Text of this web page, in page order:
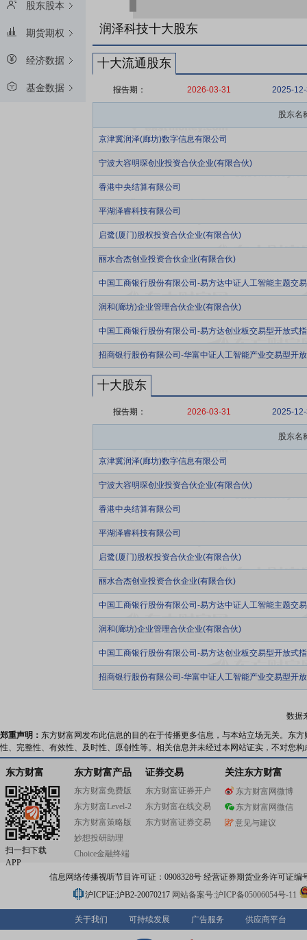
股东股本
期货期权
经济数据
基金数据
润泽科技十大股东
十大流通股东
报告期： 2026-03-31 2025-
股东名
京津冀润泽(廊坊)数字信息有限公司
宁波大容明琛创业投资合伙企业(有限合伙)
香港中央结算有限公司
平湖泽睿科技有限公司
启鹭(厦门)股权投资合伙企业(有限合伙)
丽水合杰创业投资合伙企业(有限合伙)
中国工商银行股份有限公司-易方达中证人工智能主题交
润和(廊坊)企业管理合伙企业(有限合伙)
中国工商银行股份有限公司-易方达创业板交易型开放式
招商银行股份有限公司-华富中证人工智能产业交易型开
十大股东
报告期： 2026-03-31 2025-
股东名
京津冀润泽(廊坊)数字信息有限公司
宁波大容明琛创业投资合伙企业(有限合伙)
香港中央结算有限公司
平湖泽睿科技有限公司
启鹭(厦门)股权投资合伙企业(有限合伙)
丽水合杰创业投资合伙企业(有限合伙)
中国工商银行股份有限公司-易方达中证人工智能主题交
润和(廊坊)企业管理合伙企业(有限合伙)
中国工商银行股份有限公司-易方达创业板交易型开放式
招商银行股份有限公司-华富中证人工智能产业交易型开
数据
郑重声明： 东方财富网发布此信息的目的在于传播更多信息，与本站立场无关。东
性、完整性、有效性、及时性、原创性等。相关信息并未经过本网站证实，不对您
东方财富
扫一扫下载
APP
东方财富产品
东方财富免费版
东方财富Level-2
东方财富策略版
妙想投研助理
Choice金融终端
证券交易
东方财富证券开户
东方财富在线交易
东方财富证券交易
关注东方财富
东方财富网微博
东方财富网微信
意见与建议
信息网络传播视听节目许可证：0908328号 经营证券期货业务许可证编
沪ICP证:沪B2-20070217 网站备案号:沪ICP备05006054号-11
关于我们 可持续发展 广告服务 供应商平台